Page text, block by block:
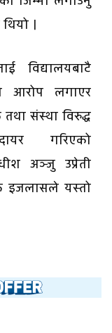
।
विद्यालयबाटै
आरोप लगाएर
संस्था विरुद्ध
गरिएको
अञ्जु उप्रेती
इजलासले यस्तो